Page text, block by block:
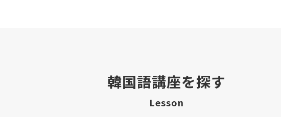
韓国語講座を探す
Lesson